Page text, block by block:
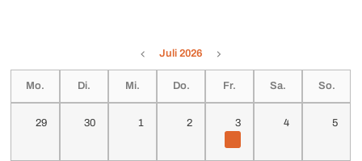
Juli 2026
Mo. Di. Mi. Do. Fr. Sa. So.
29 30 1 2 3 4 5